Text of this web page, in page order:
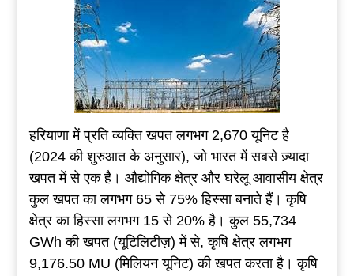
हरियाणा में प्रति व्यक्ति खपत लगभग 2,670 यूनिट है
(2024 की शुरुआत के अनुसार), जो भारत में सबसे ज़्यादा
खपत में से एक है। औद्योगिक क्षेत्र और घरेलू आवासीय क्षेत्र
कुल खपत का लगभग 65 से 75% हिस्सा बनाते हैं। कृषि
क्षेत्र का हिस्सा लगभग 15 से 20% है। कुल 55,734
GWh की खपत (यूटिलिटीज़) में से, कृषि क्षेत्र लगभग
9,176.50 MU (मिलियन यूनिट) की खपत करता है। कृषि